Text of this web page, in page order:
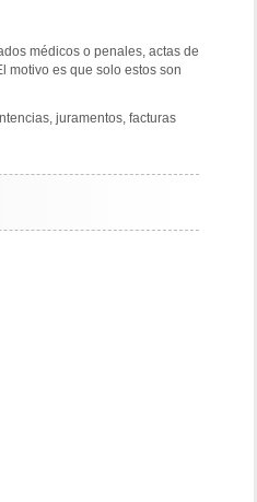
médicos o penales, actas de
motivo es que solo estos son
juramentos, facturas